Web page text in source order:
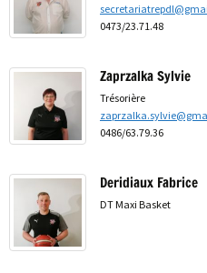
0473/23.71.48
Zaprzalka Sylvie
Trésorière
0486/63.79.36
Deridiaux Fabrice
DT Maxi Basket